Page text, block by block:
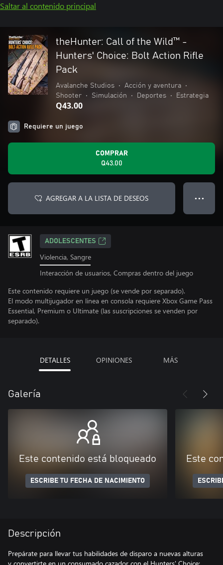
Saltar al contenido principal
theHunter: Call of the Wild™ -
Hunters' Choice: Bolt Action Rifle
Pack
Avalanche Studios • Acción y aventura
•
Shooter
• Simulación • Deportes • Estrategia
Q43.00
Requiere un juego
COMPRAR
Q43.00
AGREGAR A LA LISTA DE DESEOS ● ● ●
ADOLESCENTES
Violencia, Sangre
Interacción de usuarios, Compras dentro del juego
Este contenido requiere un juego (se vende por separado).
El modo multijugador en línea en consola requiere Xbox Game Pass
Essential, Premium o Ultimate (las suscripciones se venden por
separado).
DETALLES OPINIONES MÁS
Galería
Este contenido está bloqueado
ESCRIBE TU FECHA DE NACIMIENTO
Este
Descripción
Prepárate para llevar tus habilidades de disparo a nuevas alturas
y convertirte en un consumado cazador con el Hunters' Choice: